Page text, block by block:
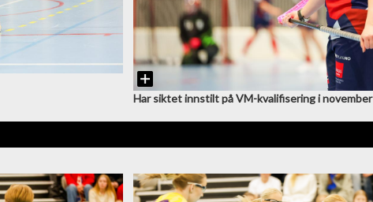
Har siktet innstilt på VM-kvalifisering i november